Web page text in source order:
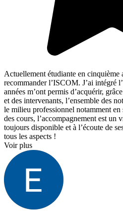
Actuellement étudiante en cinquième
recommander l’ISCOM. J’ai intégré
années m’ont permis d’acquérir,
et des intervenants, l’ensemble des
le milieu professionnel notamment en
des cours, l’accompagnement est un
toujours disponible et à l’écoute de
tous les aspects !
Voir plus